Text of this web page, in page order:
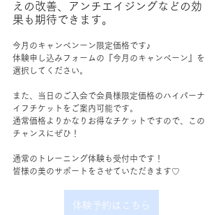
えの改善、アンチエイジングなどの効
果も期待できます。
今月のキャンペンーン限定価格です♪
体験申し込みフォームの『今月のキャンペーン』を
選択してください。
また、当日のご入会で会員様限定価格のハイパーナ
イフチケットをご案内可能です。
通常価格よりかなりお得なチケットですので、この
チャンスにぜひ！
通常のトレーニング体験も受付中です！
皆様の美のサポートをさせていただきます♡
体験予約はこちら